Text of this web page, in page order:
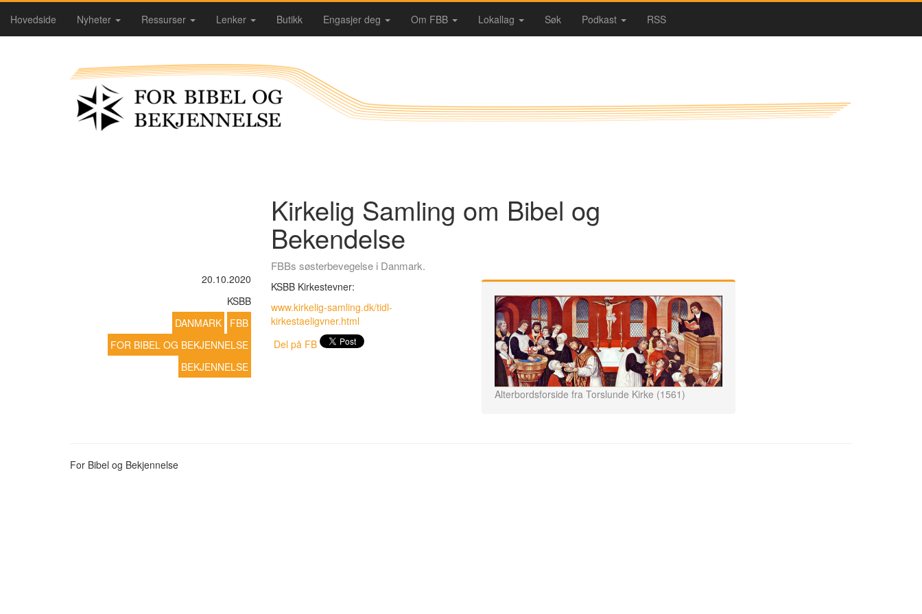
Hovedside Nyheter Ressurser Lenker Butikk Engasjer deg Om FBB Lokallag Søk Podkast RSS
Kirkelig Samling om Bibel og
Bekendelse
20.10.2020
KSBB
DANMARK
FBB
FOR BIBEL OG BEKJENNELSE
BEKJENNELSE
FBBs søsterbevegelse i Danmark.
Alterbordsforside fra Torslunde Kirke (1561)
KSBB Kirkestevner:
www.kirkelig-samling.dk/tidl-
kirkestaeligvner.html
Del på FB
For Bibel og Bekjennelse